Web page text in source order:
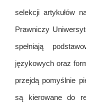
selekcji artykułów
Prawniczy
spełniają
językowych oraz
przejdą pomyślnie
są kierowane do